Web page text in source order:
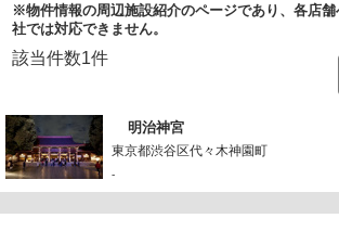
※物件情報の周辺施設紹介のページであり、各店
社では対応できません。
該当件数1件
明治神宮
東京都渋谷区代々木神園町
-